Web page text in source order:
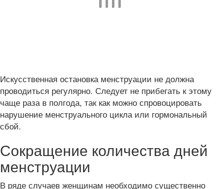
Искусственная остановка менструации не должна
проводиться регулярно. Следует не прибегать к этому
чаще раза в полгода, так как можно спровоцировать
нарушение менструального цикла или гормональный
сбой.
Сокращение количества дней
менструации
В ряде случаев женщинам необходимо существенно